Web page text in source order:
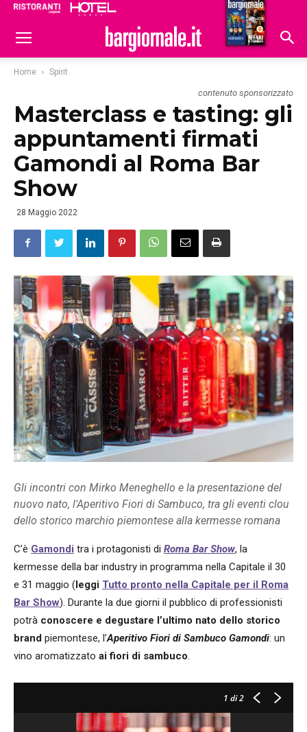
Hoteldomani
Home Spirit
contenuto sponsorizzato
Masterclass e tasting: gli
appuntamenti firmati
Gamondi al Roma Bar
Show
28 Maggio 2022
Gli incontri con Mirko Meneghello e la presentazione del
nuovo nato, l'Aperitivo Fiori di Sambuco, tra gli eventi clou
dello storico marchio piemontese alla kermesse romana
C’è Gamondi tra i protagonisti di Roma Bar Show, la
kermesse della bar industry in programma nella Capitale il 30
e 31 maggio (leggi Tutto pronto nella Capitale per il Roma
Bar Show). Durante la due giorni il pubblico di professionisti
potrà conoscere e degustare l’ultimo nato dello storico
brand piemontese, l’Aperitivo Fiori di Sambuco Gamondi: un
vino aromatizzato ai fiori di sambuco.
1 di 2